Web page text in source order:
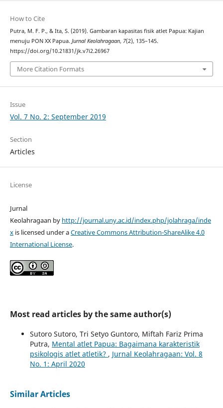
How to Cite
Putra, M. F. P., & Ita, S. (2019). Gambaran kapasitas fisik atlet Papua: Kajian
menuju PON XX Papua. Jurnal Keolahragaan, 7(2), 135–145.
https://doi.org/10.21831/jk.v7i2.26967
More Citation Formats
Issue
Vol. 7 No. 2: September 2019
Section
Articles
License
Jurnal
Keolahragaan by http://journal.uny.ac.id/index.php/jolahraga/inde
xis licensed under aCreative Commons Attribution-ShareAlike 4.0
International License.
Most read articles by the same author(s)
Sutoro Sutoro, Tri Setyo Guntoro, Miftah Fariz Prima
Putra, Mental atlet Papua: Bagaimana karakteristik
psikologis atlet atletik? , Jurnal Keolahragaan: Vol. 8
No. 1: April 2020
Similar Articles